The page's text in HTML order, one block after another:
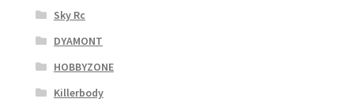
Sky Rc
DYAMONT
HOBBYZONE
Killerbody